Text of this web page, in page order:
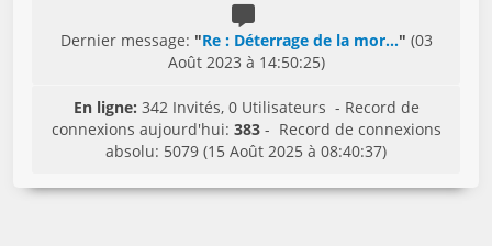
Dernier message: "Re : Déterrage de la mor..." (03
Août 2023 à 14:50:25)
En ligne: 342 Invités, 0 Utilisateurs - Record de
connexions aujourd'hui: 383- Record de connexions
absolu: 5079 (15 Août 2025 à 08:40:37)